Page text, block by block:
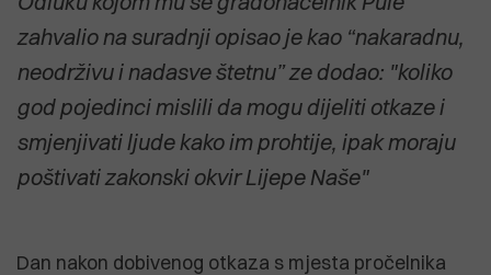
zahvalio na suradnji opisao je kao “nakaradnu,
neodrživu i nadasve štetnu” ze dodao: "koliko
god pojedinci mislili da mogu dijeliti otkaze i
smjenjivati ljude kako im prohtije, ipak moraju
poštivati zakonski okvir Lijepe Naše"
Dan nakon dobivenog otkaza s mjesta pročelnika